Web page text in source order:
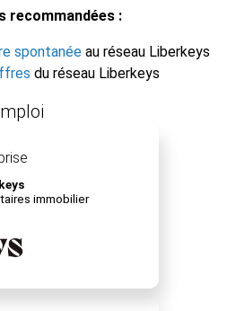
recommandées :
spontanée au réseau Liberkeys
du réseau Liberkeys
immobilier